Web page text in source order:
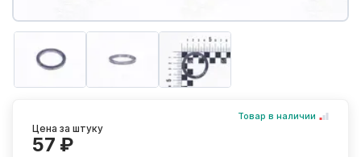
Товар в наличии
Цена за штуку
57 ₽